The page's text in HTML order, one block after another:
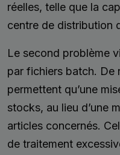
réelles, telle que la
centre de distribution
Le second problème
par fichiers batch. De
permettent qu’une
stocks, au lieu d’une
articles concernés.
de traitement